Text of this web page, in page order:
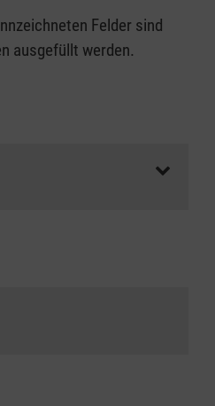
Felder sind
ausgefüllt werden.